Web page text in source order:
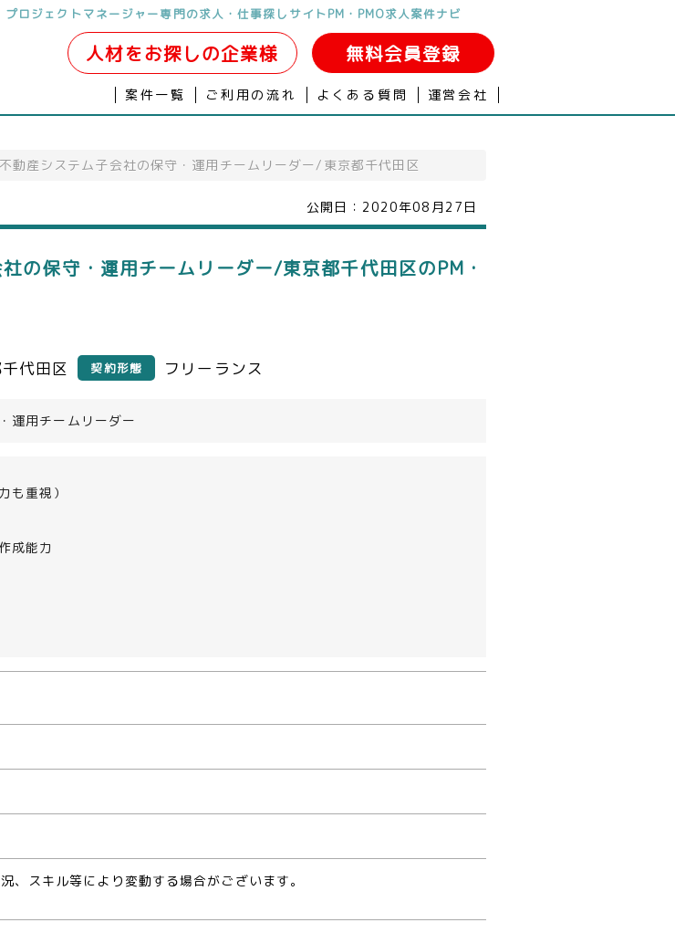
ロジェクトマネージャー専門の求人・仕事探しサイトPM・PMO求人案件ナビ
人材をお探しの企業様 無料会員登録
案件一覧 ご利用の流れ よくある質問 運営会社
動産システム子会社の保守・運用チームリーダー/東京都千代田区
公開日： 2020年08月27日
の保守・運用チームリーダー/東京都千代田区のPM・
代田区 契約形態 フリーランス
運用チームリーダー
も重視）
成能力
、スキル等により変動する場合がございます。